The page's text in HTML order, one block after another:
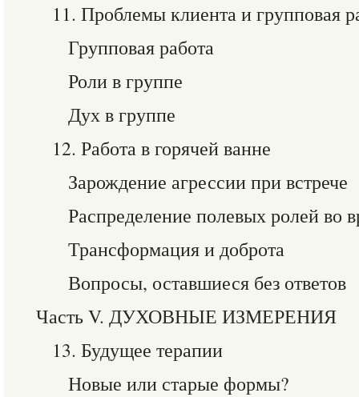
11. Проблемы клиента и групповая
Групповая работа
Роли в группе
Дух в группе
12. Работа в горячей ванне
Зарождение агрессии при встрече
Распределение полевых ролей во
Трансформация и доброта
Вопросы, оставшиеся без ответов
Часть V. ДУХОВНЫЕ ИЗМЕРЕНИЯ
13. Будущее терапии
Новые или старые формы?